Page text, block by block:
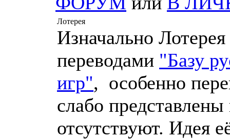
Лотерея
Изначально
переводами "Базу
игр", особенно
слабо
отсутствуют. Идея